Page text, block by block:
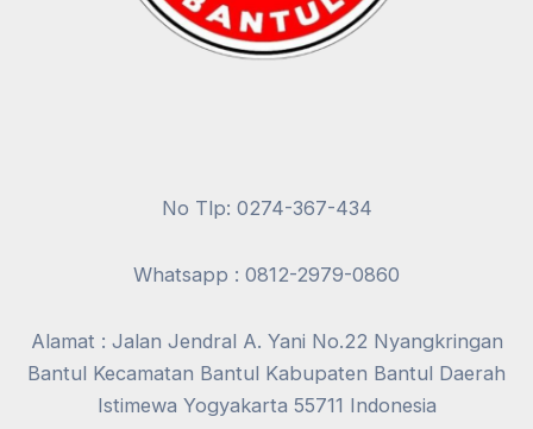
No Tlp: 0274-367-434
Whatsapp : 0812-2979-0860
Alamat : Jalan Jendral A. Yani No.22 Nyangkringan
Bantul Kecamatan Bantul Kabupaten Bantul Daerah
Istimewa Yogyakarta 55711 Indonesia